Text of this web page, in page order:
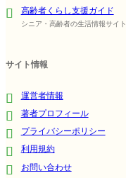
高齢者くらし支援ガイド
シニア・高齢者の生活情報サイト
サイト情報
運営者情報
著者プロフィール
プライバシーポリシー
利用規約
お問い合わせ